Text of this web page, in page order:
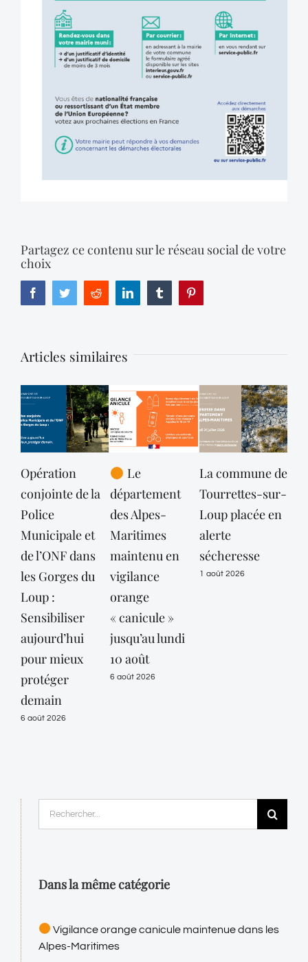
Partagez ce contenu sur le réseau social de votre
choix
FacebookTwitterReddit LinkedIn Tumblr
Articles similaires
Opération
conjointe de la
Police
Municipale et
de l’ONF dans
les Gorges du
Loup :
Sensibiliser
aujourd’hui
pour mieux
protéger
demain
6 août 2026
Le
département
des Alpes-
Maritimes
maintenu en
vigilance
orange
« canicule »
jusqu’au lundi
10 août
6 août 2026
La commune de
Tourrettes-sur-
Loup placée en
alerte
sécheresse
1 août 2026
Dans la même catégorie
Vigilance orange canicule maintenue dans les
Alpes-Maritimes